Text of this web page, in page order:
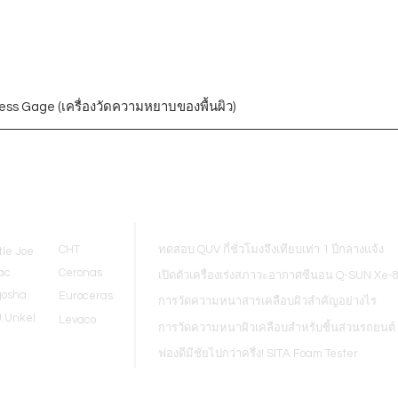
Gage (เครื่องวัดความหยาบของพื้นผิว)
ทดสอบ QUV กี่ชั่วโมงจึงเทียบเท่า 1 ปีกลางแจ้ง
เปิดตัวเครื่องเร่งสภาวะอากาศซีนอน Q-SUN Xe-8
การวัดความหนาสารเคลือบผิวสำคัญอย่างไร
การวัดความหนาผิวเคลือบสำหรับชิ้นส่วนรถยนต์
ฟองดีมีชัยไปกว่าครึ่ง! SITA Foam Tester
Joe
CHT
Ceronas
Euroceras
Levaco